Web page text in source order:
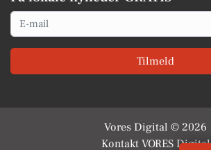
Email
Tilmeld
Vores Digital © 2026
Kontakt VORES Digital